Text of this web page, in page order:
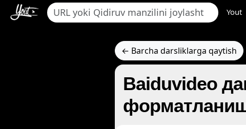
Yout
← Barcha darsliklarga qaytish
Baiduvideo